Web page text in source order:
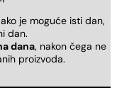
ako je moguće isti dan,
dan.
dana, nakon čega ne
proizvoda.